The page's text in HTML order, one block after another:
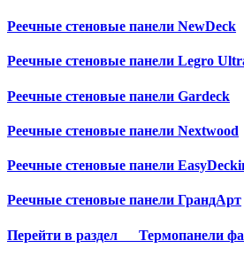
Реечные стеновые панели NewDeck
Реечные стеновые панели Legro
Реечные стеновые панели Gardeck
Реечные стеновые панели Nextwood
Реечные стеновые панели
Реечные стеновые панели ГрандАрт
Перейти в раздел Термопанели